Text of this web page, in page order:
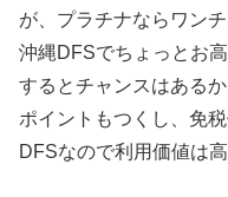
が、プラチナならワンチ
沖縄DFSでちょっとお
するとチャンスはある
ポイントもつくし、免
DFSなので利用価値は